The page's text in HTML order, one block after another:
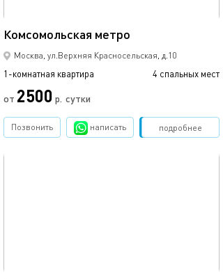
Комсомольская метро
Москва, ул.Верхняя Красносельская, д.10
1-комнатная квартира 4 спальных мест
от 2500 р. сутки
подробнее
Позвонить написать Забронировать